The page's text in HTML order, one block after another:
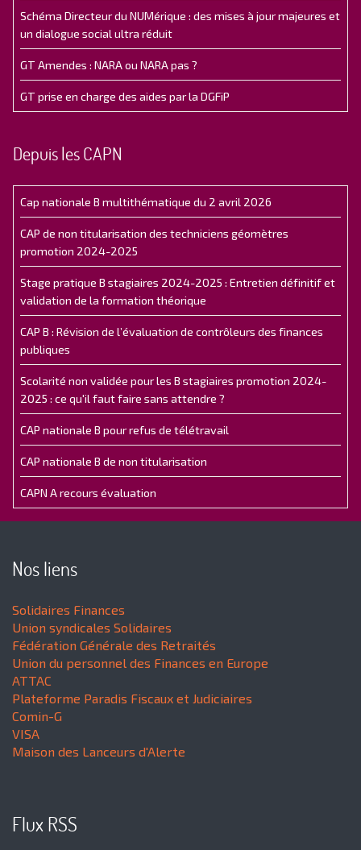
Schéma Directeur du NUMérique : des mises à jour majeures et
un dialogue social ultra réduit
GT Amendes : NARA ou NARA pas ?
GT prise en charge des aides par la DGFiP
Depuis les CAPN
Cap nationale B multithématique du 2 avril 2026
CAP de non titularisation des techniciens géomètres
promotion 2024-2025
Stage pratique B stagiaires 2024-2025 : Entretien définitif et
validation de la formation théorique
CAP B : Révision de l’évaluation de contrôleurs des finances
publiques
Scolarité non validée pour les B stagiaires promotion 2024-
2025 : ce qu'il faut faire sans attendre ?
CAP nationale B pour refus de télétravail
CAP nationale B de non titularisation
CAPN A recours évaluation
Nos liens
Solidaires Finances
Union syndicales Solidaires
Fédération Générale des Retraités
Union du personnel des Finances en Europe
ATTAC
Plateforme Paradis Fiscaux et Judiciaires
Comin-G
VISA
Maison des Lanceurs d'Alerte
Flux RSS